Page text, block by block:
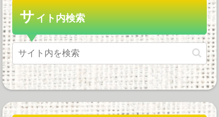
サイト内検索